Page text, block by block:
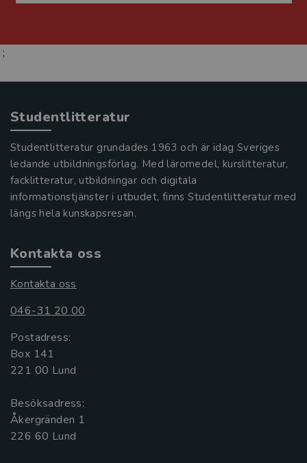
;
Studentlitteratur
Studentlitteratur grundades 1963 och är idag Sveriges
ledande utbildningsförlag. Med läromedel, kurslitteratur,
facklitteratur, utbildningar och digitala
informationstjänster i utbudet, finns Studentlitteratur med
längs hela kunskapsresan.
Kontakta oss
Kontakta oss
046-31 20 00
Postadress:
Box 141
221 00 Lund
Besöksadress:
Åkergränden 1